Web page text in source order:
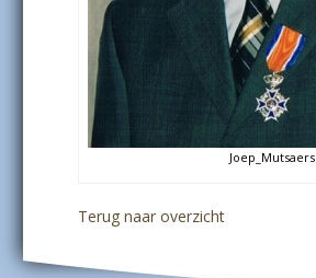
Joep_Mutsaers
Terug naar overzicht